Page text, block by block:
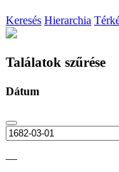
Keresés Hierarchia
Találatok szűrése
Dátum
—